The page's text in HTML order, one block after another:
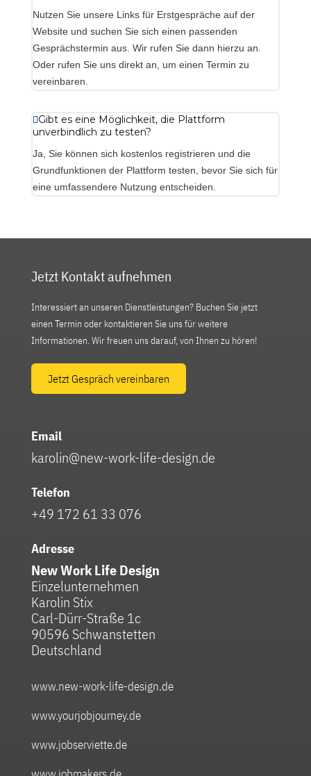
Nutzen Sie unsere Links für Erstgespräche auf der
Website und suchen Sie sich einen passenden
Gesprächstermin aus. Wir rufen Sie dann hierzu an.
Oder rufen Sie uns direkt an, um einen Termin zu
vereinbaren.
Gibt es eine Möglichkeit, die Plattform
unverbindlich zu testen?
Ja, Sie können sich kostenlos registrieren und die
Grundfunktionen der Plattform testen, bevor Sie sich für
eine umfassendere Nutzung entscheiden.
Jetzt Kontakt aufnehmen
Interessiert an unseren Dienstleistungen? Buchen Sie jetzt
einen Termin oder kontaktieren Sie uns für weitere
Informationen. Wir freuen uns darauf, von Ihnen zu hören!
Jetzt Gespräch vereinbaren
Email
karolin@new-work-life-design.de
Telefon
+49 172 61 33 076
Adresse
New Work Life Design
Einzelunternehmen
Karolin Stix
Carl-Dürr-Straße 1c
90596 Schwanstetten
Deutschland
www.new-work-life-design.de
www.yourjobjourney.de
www.jobserviette.de